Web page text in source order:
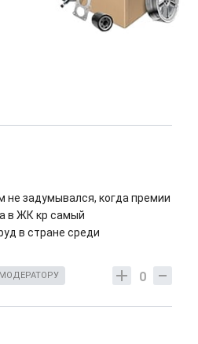
задумывался, когда премии
в ЖК кр самый
в стране среди
0